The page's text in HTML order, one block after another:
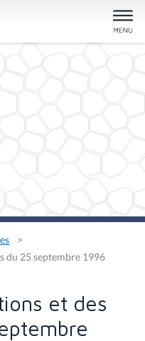
du 25 septembre 1996
et des